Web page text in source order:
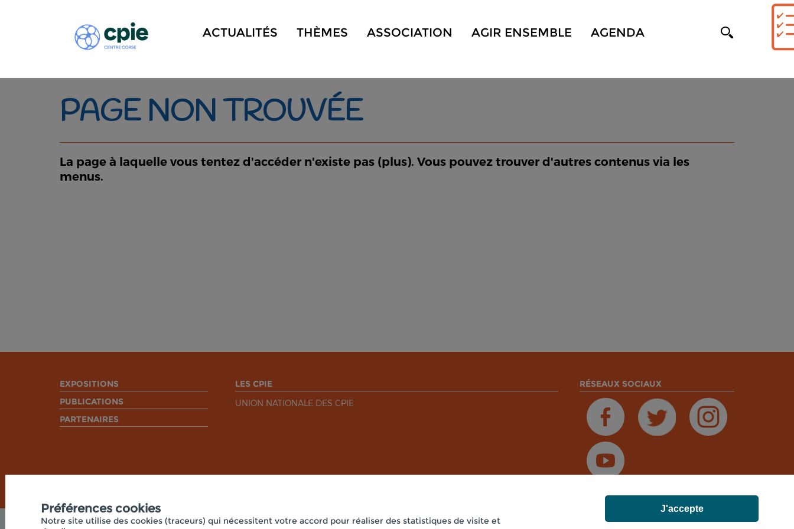
ACTUALITÉS THÈMES ASSOCIATION AGIR ENSEMBLE AGENDA
PAGE NON TROUVÉE
La page à laquelle vous tentez d'accéder n'existe pas (plus). Vous pouvez trouver d'autres contenus via les
menus.
EXPOSITIONS
PUBLICATIONS
PARTENAIRES
LES CPIE
UNION NATIONALE DES CPIE
RÉSEAUX SOCIAUX
Préférences cookies
Notre site utilise des cookies (traceurs) qui nécessitent votre accord pour réaliser des statistiques de visite et
J'accepte